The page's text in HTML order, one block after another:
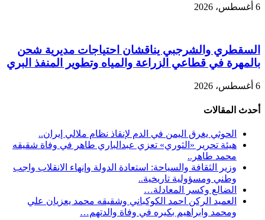
6 أغسطس، 2026
السقطري والشرجبي يناقشان احتياجات مديرية شحن
بالمهرة في قطاعي الزراعة والمياه وتطوير المنفذ البري
6 أغسطس، 2026
أحدث المقالات
الحوثي يغرق اليمن في الدم لإنقاذ نظام ملالي إيران..
هيئة تحرير «الثوري» تعزي عبدالباري طاهر في وفاة شقيقه
محمد طاهر..
وزير الثقافة والسياحة: استعادة الدولة وإنهاء الانقلاب واجب
وطني ومسؤولية تاريخية..
الضالع وكسر المعادلة…
العميد الركن احمد الكوكباني وشقيقه محمد يعزيان علي
ومحمد وابراهيم بكيره في وفاة والدتهم…